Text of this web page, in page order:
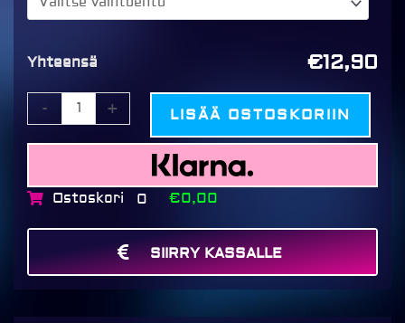
Yhteensä €12,90
-
kuvasta
+ LISÄÄ OSTOSKORIIN
Ostoskori 0 €0,00
SIIRRY KASSALLE